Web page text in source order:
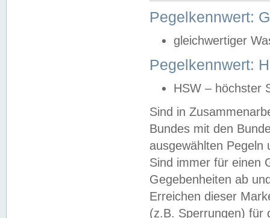
Pegelkennwert:
gleichwertiger
Pegelkennwert:
HSW – höchster
Sind in
Bundes mit den
ausgewählten
Sind immer für einen
Gegebenheiten ab
Erreichen dieser
(z.B. Sperrungen) für